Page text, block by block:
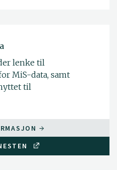
lenke til
MiS-data, samt
til